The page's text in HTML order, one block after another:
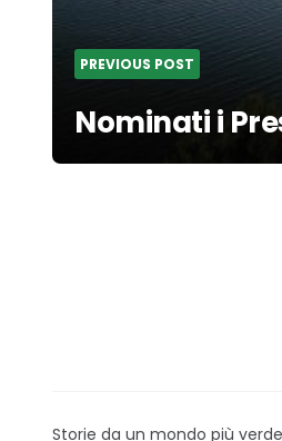
PREVIOUS POST
Nominati i
Storie da un mondo più verde